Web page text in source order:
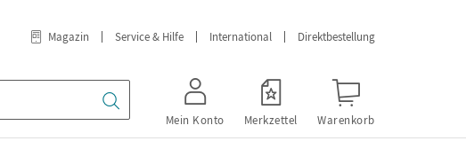
Magazin Service & Hilfe International Direktbestellung
Mein Konto Merkzettel Warenkorb